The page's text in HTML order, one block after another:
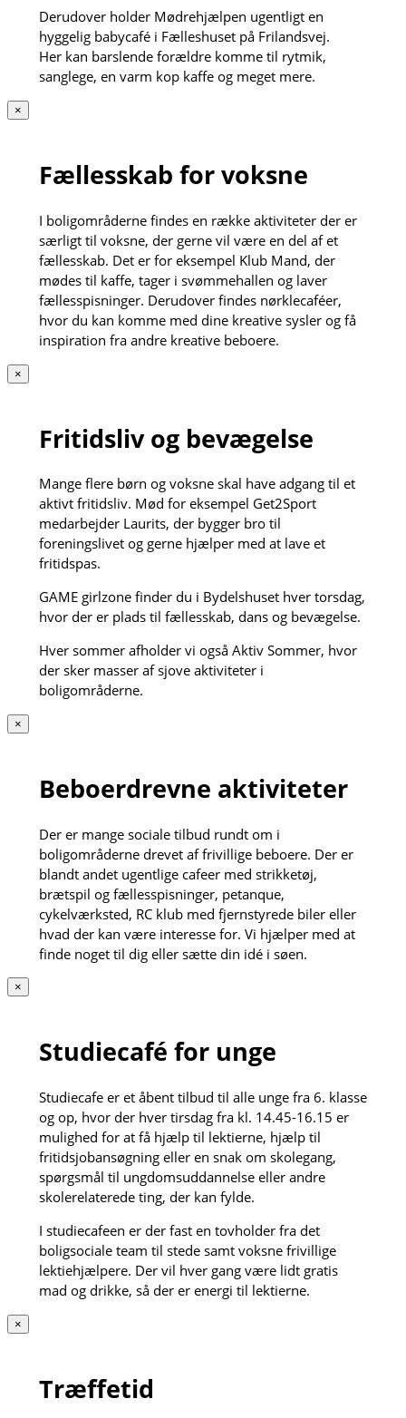
Derudover holder Mødrehjælpen ugentligt en
hyggelig babycafé i Fælleshuset på Frilandsvej.
Her kan barslende forældre komme til rytmik,
sanglege, en varm kop kaffe og meget mere.
×
Fællesskab for voksne
I boligområderne findes en række aktiviteter der er
særligt til voksne, der gerne vil være en del af et
fællesskab. Det er for eksempel Klub Mand, der
mødes til kaffe, tager i svømmehallen og laver
fællesspisninger. Derudover findes nørklecaféer,
hvor du kan komme med dine kreative sysler og få
inspiration fra andre kreative beboere.
×
Fritidsliv og bevægelse
Mange flere børn og voksne skal have adgang til et
aktivt fritidsliv. Mød for eksempel Get2Sport
medarbejder Laurits, der bygger bro til
foreningslivet og gerne hjælper med at lave et
fritidspas.
GAME girlzone finder du i Bydelshuset hver torsdag,
hvor der er plads til fællesskab, dans og bevægelse.
Hver sommer afholder vi også Aktiv Sommer, hvor
der sker masser af sjove aktiviteter i
boligområderne.
×
Beboerdrevne aktiviteter
Der er mange sociale tilbud rundt om i
boligområderne drevet af frivillige beboere. Der er
blandt andet ugentlige cafeer med strikketøj,
brætspil og fællesspisninger, petanque,
cykelværksted, RC klub med fjernstyrede biler eller
hvad der kan være interesse for. Vi hjælper med at
finde noget til dig eller sætte din idé i søen.
×
Studiecafé for unge
Studiecafe er et åbent tilbud til alle unge fra 6. klasse
og op, hvor der hver tirsdag fra kl. 14.45-16.15 er
mulighed for at få hjælp til lektierne, hjælp til
fritidsjobansøgning eller en snak om skolegang,
spørgsmål til ungdomsuddannelse eller andre
skolerelaterede ting, der kan fylde.
I studiecafeen er der fast en tovholder fra det
boligsociale team til stede samt voksne frivillige
lektiehjælpere. Der vil hver gang være lidt gratis
mad og drikke, så der er energi til lektierne.
×
Træffetid